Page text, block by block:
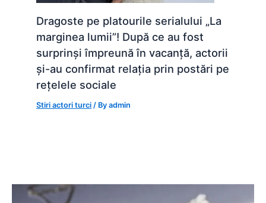
Dragoste pe platourile serialului „La
marginea lumii”! După ce au fost
surprinși împreună în vacanță, actorii
și-au confirmat relația prin postări pe
rețelele sociale
Stiri actori turci / Byadmin